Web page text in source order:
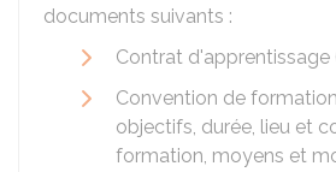
documents suivants :
Contrat d'apprentissage
Convention de
objectifs, durée, lieu et
formation, moyens et